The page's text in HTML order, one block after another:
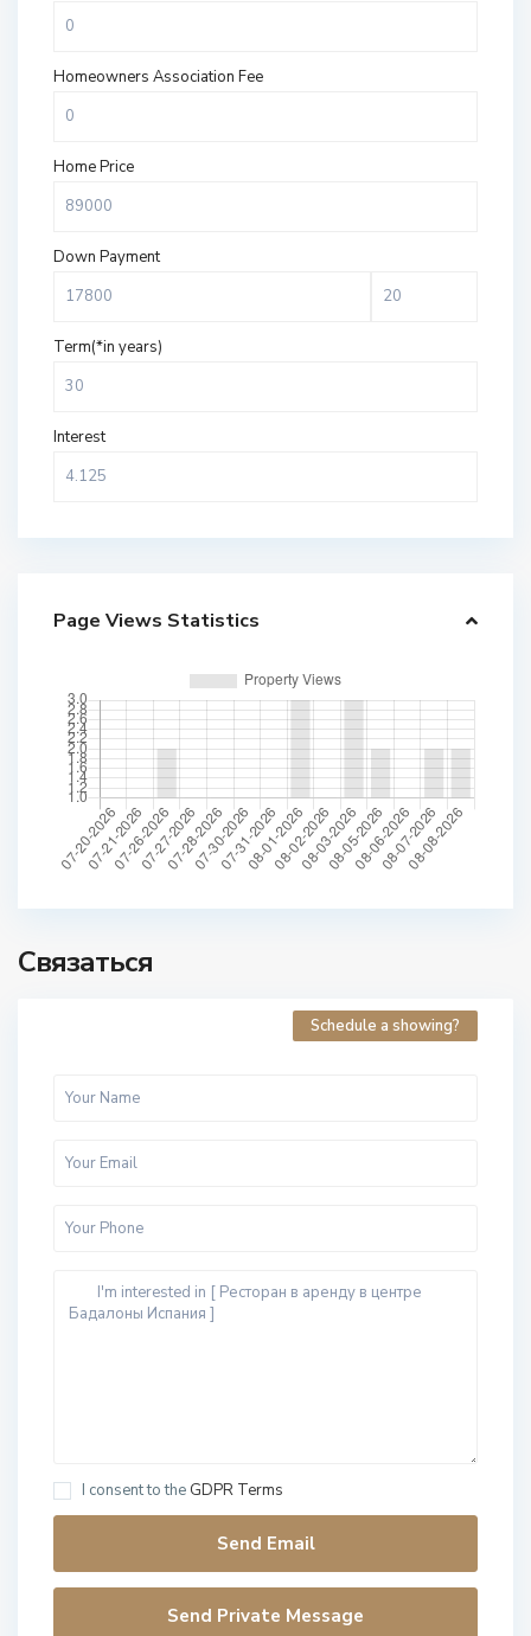
Homeowners Association Fee
Home Price
Down Payment
Term(*in years)
Interest
Page Views Statistics
Связаться
Schedule a showing?
I consent to the GDPR Terms